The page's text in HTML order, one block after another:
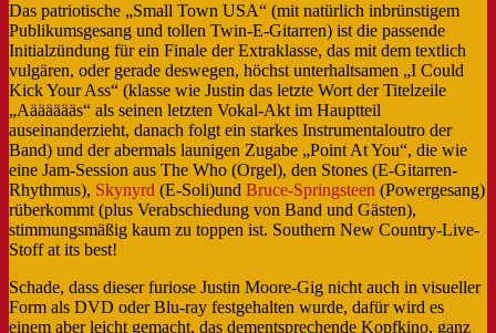
Das patriotische „Small Town USA“ (mit natürlich inbrünstigem
Publikumsgesang und tollen Twin-E-Gitarren) ist die passende
Initialzündung für ein Finale der Extraklasse, das mit dem textlich
vulgären, oder gerade deswegen, höchst unterhaltsamen „I Could
Kick Your Ass“ (klasse wie Justin das letzte Wort der Titelzeile
„Aääääääs“ als seinen letzten Vokal-Akt im Hauptteil
auseinanderzieht, danach folgt ein starkes Instrumentaloutro der
Band) und der abermals launigen Zugabe „Point At You“, die wie
eine Jam-Session aus The Who (Orgel), den Stones (E-Gitarren-
Rhythmus), Skynyrd (E-Soli)und Bruce-Springsteen (Powergesang)
rüberkommt (plus Verabschiedung von Band und Gästen),
stimmungsmäßig kaum zu toppen ist. Southern New Country-Live-
Stoff at its best!
Schade, dass dieser furiose Justin Moore-Gig nicht auch in visueller
Form als DVD oder Blu-ray festgehalten wurde, dafür wird es
einem aber leicht gemacht, das dementsprechende Kopfkino, ganz